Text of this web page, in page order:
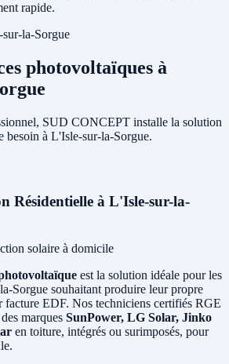
rapide.
la-Sorgue
photovoltaïques à
SUD CONCEPT installe la solution
besoin à L'Isle-sur-la-Sorgue.
Résidentielle à L'Isle-sur-la-
solaire à domicile
est la solution idéale pour les
Sorgue souhaitant produire leur propre
facture EDF. Nos techniciens certifiés RGE
marques SunPower, LG Solar, Jinko
en toiture, intégrés ou surimposés, pour